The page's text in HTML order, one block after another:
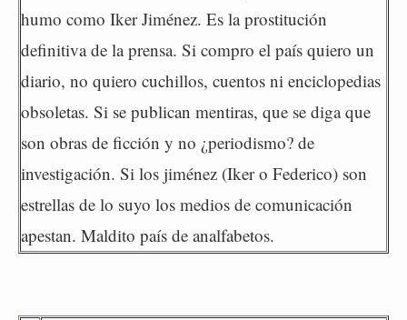
humo como Iker Jiménez. Es la prostitución
definitiva de la prensa. Si compro el país quiero un
diario, no quiero cuchillos, cuentos ni enciclopedias
obsoletas. Si se publican mentiras, que se diga que
son obras de ficción y no ¿periodismo? de
investigación. Si los jiménez (Iker o Federico) son
estrellas de lo suyo los medios de comunicación
apestan. Maldito país de analfabetos.